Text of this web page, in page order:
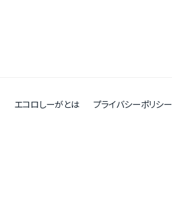
エコロしーがとは プライバシーポリシー